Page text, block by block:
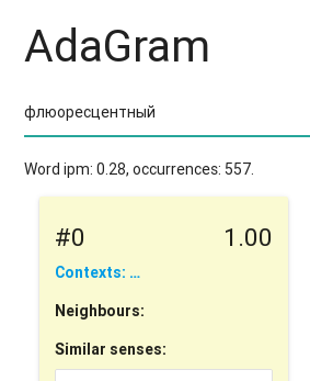
AdaGram
Word ipm: 0.28, occurrences: 557.
#0 1.00
Contexts: …
Neighbours:
Similar senses: